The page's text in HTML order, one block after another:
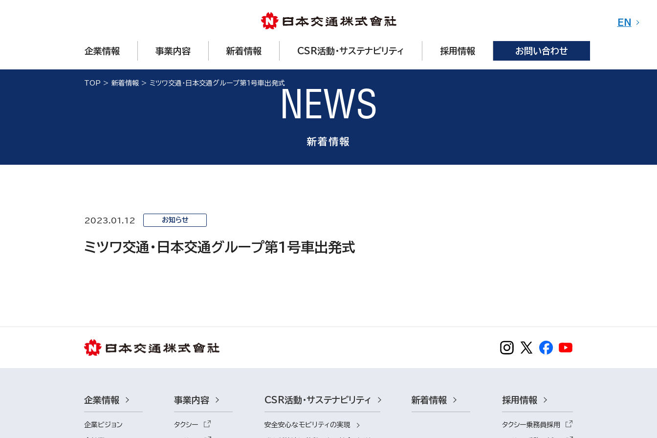
EN
企業情報 事業内容 新着情報 CSR活動・サステナビリティ 採用情報 お問い合わせ
TOP > 新着情報 > ミツワ交通・日本交通グループ第1号車出発式
NEWS
新着情報
2023.01.12 お知らせ
ミツワ交通・日本交通グループ第1号車出発式
企業情報
企業ビジョン
事業内容
タクシー
CSR活動・サステナビリティ
安全安心なモビリティの実現
新着情報 採用情報
タクシー乗務員採用